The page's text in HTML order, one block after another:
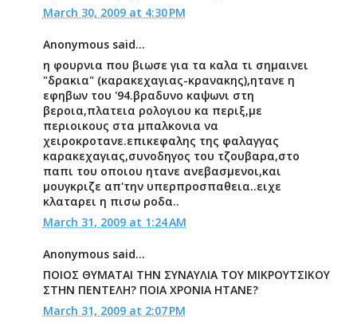
March 30, 2009 at 4:30 PM
Anonymous said...
η φουρνια που βιωσε για τα καλα τι σημαινει
"δρακια" (καρακεχαγιας-κρανακης),ητανε η
εφηβων του '94.βραδυνο καψωνι στη
βεροια,πλατεια ρολογιου κα περιξ,με
περιοικους στα μπαλκονια να
χειροκροτανε.επικεφαλης της φαλαγγας
καρακεχαγιας,συνοδηγος του τζουβαρα,στο
παπι του οποιου ητανε ανεβασμενοι,και
μουγκριζε απ'την υπερπροσπαθεια..ειχε
κλαταρει η πισω ροδα..
March 31, 2009 at 1:24 AM
Anonymous said...
ΠΟΙΟΣ ΘΥΜΑΤΑΙ ΤΗΝ ΣΥΝΑΥΛΙΑ ΤΟΥ ΜΙΚΡΟΥΤΣΙΚΟΥ
ΣΤΗΝ ΠΕΝΤΕΛΗ? ΠΟΙΑ ΧΡΟΝΙΑ ΗΤΑΝΕ?
March 31, 2009 at 2:07 PM